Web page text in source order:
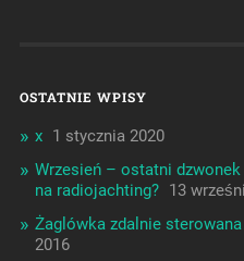
OSTATNIE WPISY
x 1 stycznia 2020
Wrzesień – ostatni
na radiojachting? 13
Żaglówka zdalnie
2016